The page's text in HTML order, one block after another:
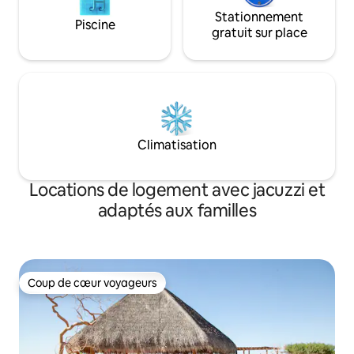
Piscine
Stationnement
gratuit sur place
Climatisation
Locations de logement avec jacuzzi et
adaptés aux familles
Coup de cœur voyageurs
Coup de cœur voyageurs